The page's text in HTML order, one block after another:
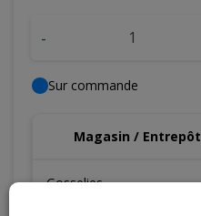
-
Sur commande
Magasin / Entrepôt
Gosselies